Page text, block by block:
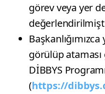
görev veya yer
görülüp
DİBBYS
(https://